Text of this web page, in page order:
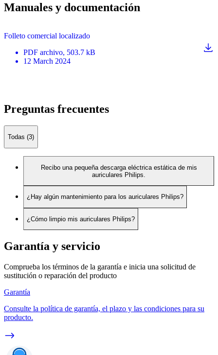
Manuales y documentación
Folleto comercial localizado
PDF archivo, 503.7 kB
12 March 2024
Preguntas frecuentes
Todas (3)
Recibo una pequeña descarga eléctrica estática de mis
auriculares Philips.
¿Hay algún mantenimiento para los auriculares Philips?
¿Cómo limpio mis auriculares Philips?
Garantía y servicio
Comprueba los términos de la garantía e inicia una solicitud de
sustitución o reparación del producto
Garantía
Consulte la política de garantía, el plazo y las condiciones para su
producto.